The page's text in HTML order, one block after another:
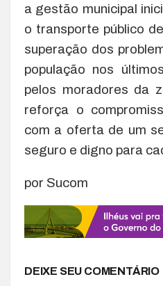
a gestão municipal
o transporte público
superação dos
população nos
pelos moradores da
reforça o
com a oferta de um
seguro e digno para
por Sucom
DEIXE SEU COMENTÁRIO